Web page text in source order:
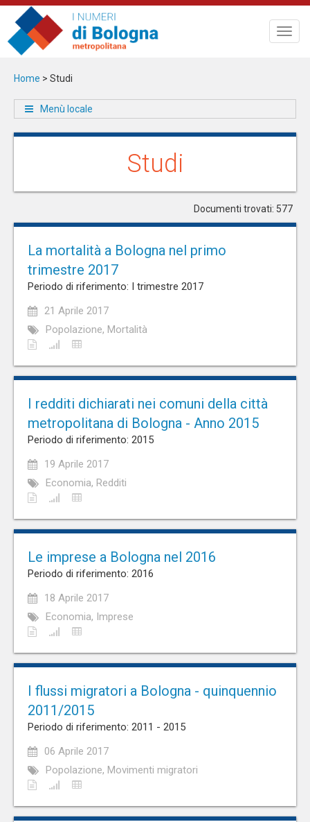
Salta
contenuto
principale
Home > Studi
Menù locale
Studi
Documenti trovati: 577
La mortalità a Bologna nel primo
trimestre 2017
Periodo di riferimento: I trimestre 2017
21 Aprile 2017
Popolazione, Mortalità
I redditi dichiarati nei comuni della città
metropolitana di Bologna - Anno 2015
Periodo di riferimento: 2015
19 Aprile 2017
Economia, Redditi
Le imprese a Bologna nel 2016
Periodo di riferimento: 2016
18 Aprile 2017
Economia, Imprese
I flussi migratori a Bologna - quinquennio
2011/2015
Periodo di riferimento: 2011 - 2015
06 Aprile 2017
Popolazione, Movimenti migratori